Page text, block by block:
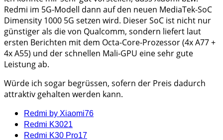
Redmi im 5G-Modell dann auf den neuen MediaTek-SoC
Dimensity 1000 5G setzen wird. Dieser SoC ist nicht nur
günstiger als die von Qualcomm, sondern liefert laut
ersten Berichten mit dem Octa-Core-Prozessor (4x A77 +
4x A55) und der schnellen Mali-GPU eine sehr gute
Leistung ab.
Würde ich sogar begrüssen, sofern der Preis dadurch
attraktiv gehalten werden kann.
Redmi by Xiaomi76
Redmi K3021
Redmi K30 Pro17